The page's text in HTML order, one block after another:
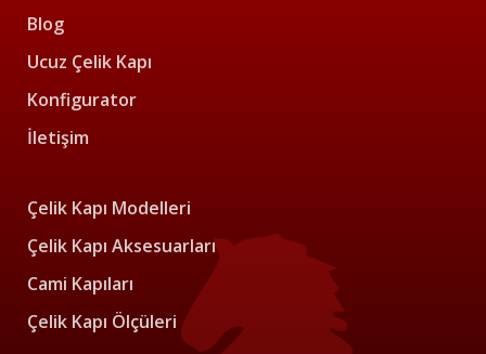
Blog
Ucuz Çelik Kapı
Konfigurator
İletişim
Çelik Kapı Modelleri
Çelik Kapı Aksesuarları
Cami Kapıları
Çelik Kapı Ölçüleri